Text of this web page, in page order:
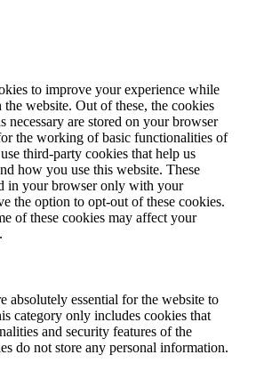
to improve your experience while
website. Out of these, the cookies
necessary are stored on your browser
the working of basic functionalities of
third-party cookies that help us
how you use this website. These
in your browser only with your
the option to opt-out of these cookies.
of these cookies may affect your
absolutely essential for the website to
category only includes cookies that
and security features of the
do not store any personal information.